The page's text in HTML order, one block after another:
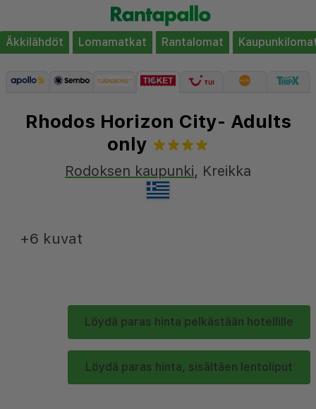
Äkkilähdöt Lomamatkat Rantalomat
Rhodos Horizon City- Adults
only
Rodoksen kaupunki, Kreikka
Löydä paras hinta pelkästään hotellille
Löydä paras hinta, sisältäen lentoliput
+6 kuvat